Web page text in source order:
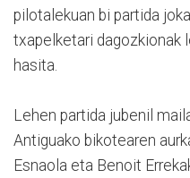
pilotalekuan bi partida
txapelketari dagozkionak
hasita.
Lehen partida jubenil
Antiguako bikotearen
Esnaola eta Benoit